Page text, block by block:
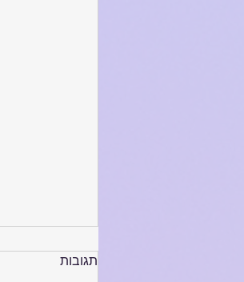
תגובות